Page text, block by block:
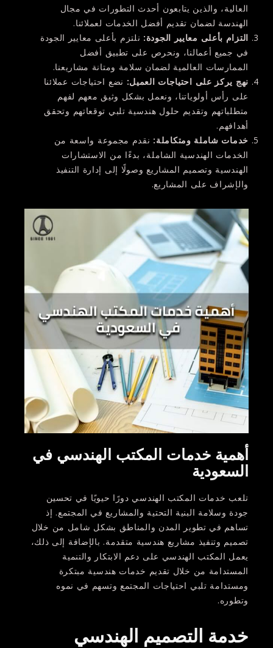
العالية، والذين يتابعون أحدث التطورات في مجال
الهندسة لضمان تقديم أفضل الخدمات لعملائنا.
التزام بأعلى معايير الجودة: نلتزم بأعلى معايير الجودة
في جميع أعمالنا، ونحرص على تطبيق أفضل
الممارسات العالمية لضمان سلامة ومتانة مشاريعنا.
نهج يركز على احتياجات العميل: نضع احتياجات عملائنا
على رأس أولوياتنا، ونعمل بشكل وثيق معهم لفهم
متطلباتهم وتقديم حلول هندسية تلبي توقعاتهم وتحقق
أهدافهم.
خدمات شاملة ومتكاملة: نقدم مجموعة واسعة من
الخدمات الهندسية الشاملة، بدءًا من الاستشارات
الهندسية وتصميم المشاريع وصولًا إلى إدارة التنفيذ
والإشراف على المشاريع.
أهمية خدمات المكتب الهندسي في
السعودية
تلعب خدمات المكتب الهندسي دورًا حيويًا في تحسين
جودة وسلامة البنية التحتية والمشاريع في المجتمع. إذ
تساهم في تطوير المدن والمناطق بشكل شامل من خلال
تصميم وتنفيذ مشاريع هندسية متقدمة. بالإضافة إلى ذلك،
يعمل المكتب الهندسي على دعم الابتكار والتنمية
المستدامة من خلال تقديم خدمات هندسية مبتكرة
ومستدامة تلبي احتياجات المجتمع وتسهم في نموه
وتطوره.
خدمة التصميم الهندسي